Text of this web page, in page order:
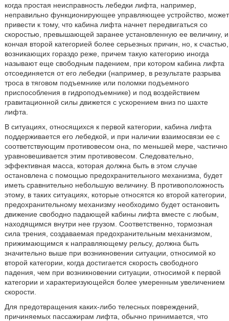
когда простая неисправность лебедки лифта, например,
неправильно функционирующее управляющее устройство, может
привести к тому, что кабина лифта начнет передвигаться со
скоростью, превышающей заранее установленную ее величину, и
кончая второй категорией более серьезных причин, но, к счастью,
возникающих гораздо реже, причем такую категорию иногда
называют еще свободным падением, при котором кабина лифта
отсоединяется от его лебедки (например, в результате разрыва
троса в тяговом подъемнике или поломки подъемного
приспособления в гидроподъемнике) и под воздействием
гравитационной силы движется с ускорением вниз по шахте
лифта.
В ситуациях, относящихся к первой категории, кабина лифта
поддерживается его лебедкой, и при наличии взаимосвязи ее с
соответствующим противовесом она, по меньшей мере, частично
уравновешивается этим противовесом. Следовательно,
эффективная масса, которая должна быть в этом случае
остановлена с помощью предохранительного механизма, будет
иметь сравнительно небольшую величину. В противоположность
этому, в таких ситуациях, которые относятся ко второй категории,
предохранительному механизму необходимо будет остановить
движение свободно падающей кабины лифта вместе с любым,
находящимся внутри нее грузом. Соответственно, тормозная
сила трения, создаваемая предохранительным механизмом,
прижимающимся к направляющему рельсу, должна быть
значительно выше при возникновении ситуации, относимой ко
второй категории, когда достигается скорость свободного
падения, чем при возникновении ситуации, относимой к первой
категории и характеризующейся более умеренным увеличением
скорости.
Для предотвращения каких-либо телесных повреждений,
причиняемых пассажирам лифта, обычно принимается, что